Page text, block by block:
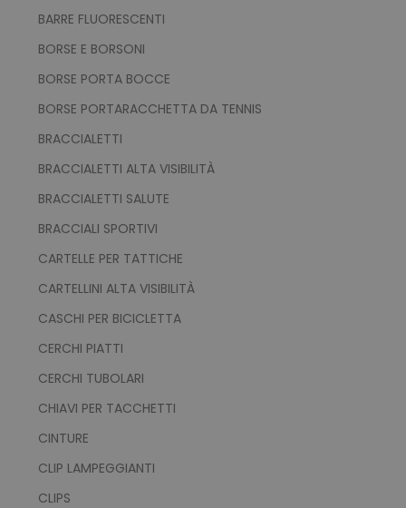
BARRE FLUORESCENTI
BORSE E BORSONI
BORSE PORTA BOCCE
BORSE PORTARACCHETTA DA TENNIS
BRACCIALETTI
BRACCIALETTI ALTA VISIBILITÀ
BRACCIALETTI SALUTE
BRACCIALI SPORTIVI
CARTELLE PER TATTICHE
CARTELLINI ALTA VISIBILITÀ
CASCHI PER BICICLETTA
CERCHI PIATTI
CERCHI TUBOLARI
CHIAVI PER TACCHETTI
CINTURE
CLIP LAMPEGGIANTI
CLIPS